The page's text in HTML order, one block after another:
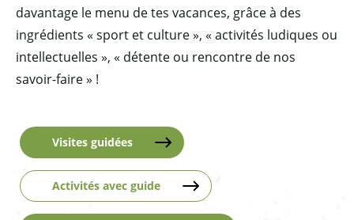
davantage le menu de tes vacances, grâce à des
ingrédients « sport et culture », « activités ludiques ou
intellectuelles », « détente ou rencontre de nos
savoir-faire » !
Visites guidées
Activités avec guide